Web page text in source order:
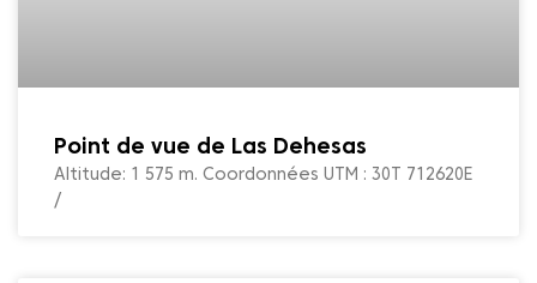
Point de vue de Las Dehesas
Altitude: 1 575 m. Coordonnées UTM : 30T 712620E
/